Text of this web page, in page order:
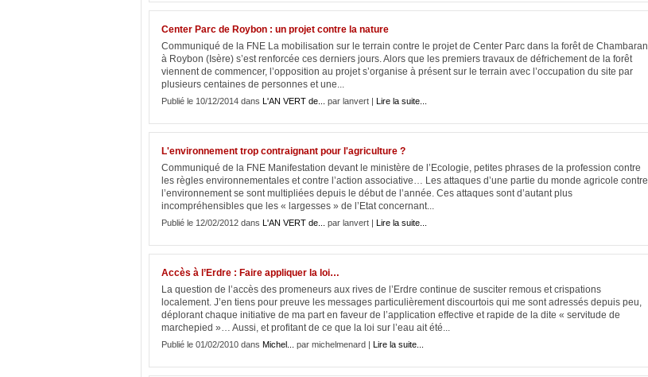
Center Parc de Roybon : un projet contre la nature
Communiqué de la FNE La mobilisation sur le terrain contre le projet de Center Parc dans la forêt de Chambaran
à Roybon (Isère) s’est renforcée ces derniers jours. Alors que les premiers travaux de défrichement de la forêt
viennent de commencer, l’opposition au projet s’organise à présent sur le terrain avec l’occupation du site par
plusieurs centaines de personnes et une...
Publié le 10/12/2014 dans L'AN VERT de... par lanvert | Lire la suite...
L'environnement trop contraignant pour l'agriculture ?
Communiqué de la FNE Manifestation devant le ministère de l’Ecologie, petites phrases de la profession contre
les règles environnementales et contre l’action associative… Les attaques d’une partie du monde agricole contre
l’environnement se sont multipliées depuis le début de l’année. Ces attaques sont d’autant plus
incompréhensibles que les « largesses » de l’Etat concernant...
Publié le 12/02/2012 dans L'AN VERT de... par lanvert | Lire la suite...
Accès à l’Erdre : Faire appliquer la loi…
La question de l’accès des promeneurs aux rives de l’Erdre continue de susciter remous et crispations
localement. J’en tiens pour preuve les messages particulièrement discourtois qui me sont adressés depuis peu,
déplorant chaque initiative de ma part en faveur de l’application effective et rapide de la dite « servitude de
marchepied »… Aussi, et profitant de ce que la loi sur l’eau ait été...
Publié le 01/02/2010 dans Michel... par michelmenard | Lire la suite...